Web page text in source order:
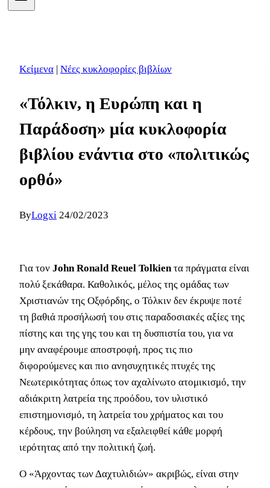
Κείμενα Νέες κυκλοφορίες βιβλίων
«Τόλκιν, η Ευρώπη και η
Παράδοση» μία κυκλοφορία
βιβλίου ενάντια στο «πολιτικώς
ορθό»
ByLogxi 24/02/2023
Για τον John Ronald Reuel Tolkien τα πράγματα είναι
πολύ ξεκάθαρα. Καθολικός, μέλος της ομάδας των
Χριστιανών της Οξφόρδης, ο Τόλκιν δεν έκρυψε ποτέ
τη βαθιά προσήλωσή του στις παραδοσιακές αξίες της
πίστης και της γης του και τη δυσπιστία του, για να
μην αναφέρουμε αποστροφή, προς τις πιο
διφορούμενες και πιο ανησυχητικές πτυχές της
Νεωτερικότητας όπως τον αχαλίνωτο ατομικισμό, την
αδιάκριτη λατρεία της προόδου, τον υλιστικό
επιστημονισμό, τη λατρεία του χρήματος και του
κέρδους, την βούληση να εξαλειφθεί κάθε μορφή
ιερότητας από την πολιτική ζωή.
Ο «Άρχοντας των Δαχτυλιδιών» ακριβώς, είναι στην